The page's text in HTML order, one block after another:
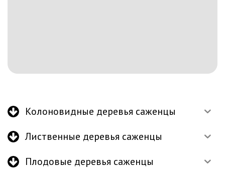
Колоновидные деревья саженцы
Лиственные деревья саженцы
Плодовые деревья саженцы